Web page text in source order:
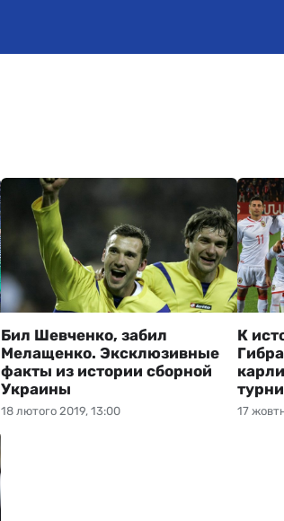
18 лютого 2019, 13:00
Бил Шевченко, забил
Мелащенко. Эксклюзивные
факты из истории сборной
Украины
17
К